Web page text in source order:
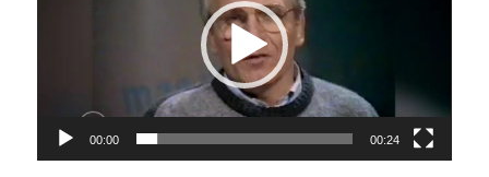
00:00 00:24